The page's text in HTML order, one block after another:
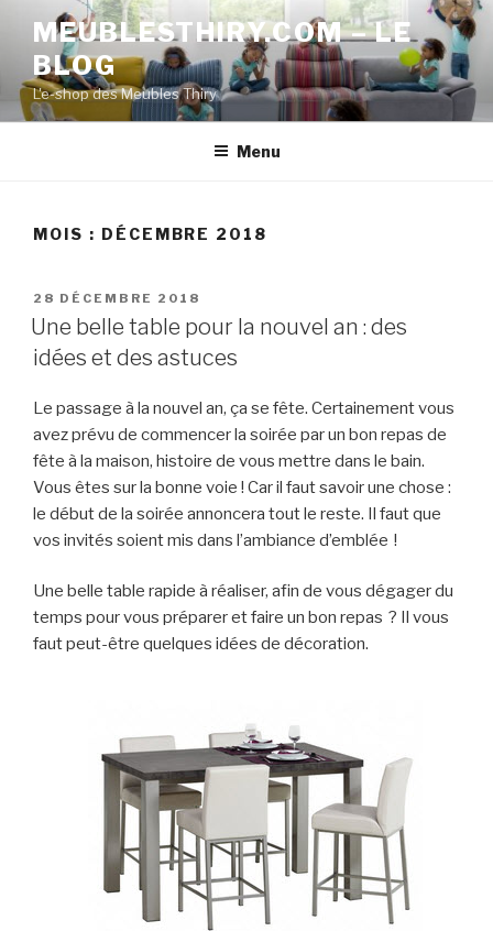
contenu
principal
MEUBLESTHIRY.COM – LE
BLOG
L'e-shop des Meubles Thiry
Menu
MOIS : DÉCEMBRE 2018
PUBLIÉ
LE
28 DÉCEMBRE 2018
Une belle table pour la nouvel an : des
idées et des astuces
Le passage à la nouvel an, ça se fête. Certainement vous
avez prévu de commencer la soirée par un bon repas de
fête à la maison, histoire de vous mettre dans le bain.
Vous êtes sur la bonne voie ! Car il faut savoir une chose :
le début de la soirée annoncera tout le reste. Il faut que
vos invités soient mis dans l’ambiance d’emblée !
Une belle table rapide à réaliser, afin de vous dégager du
temps pour vous préparer et faire un bon repas ? Il vous
faut peut-être quelques idées de décoration.